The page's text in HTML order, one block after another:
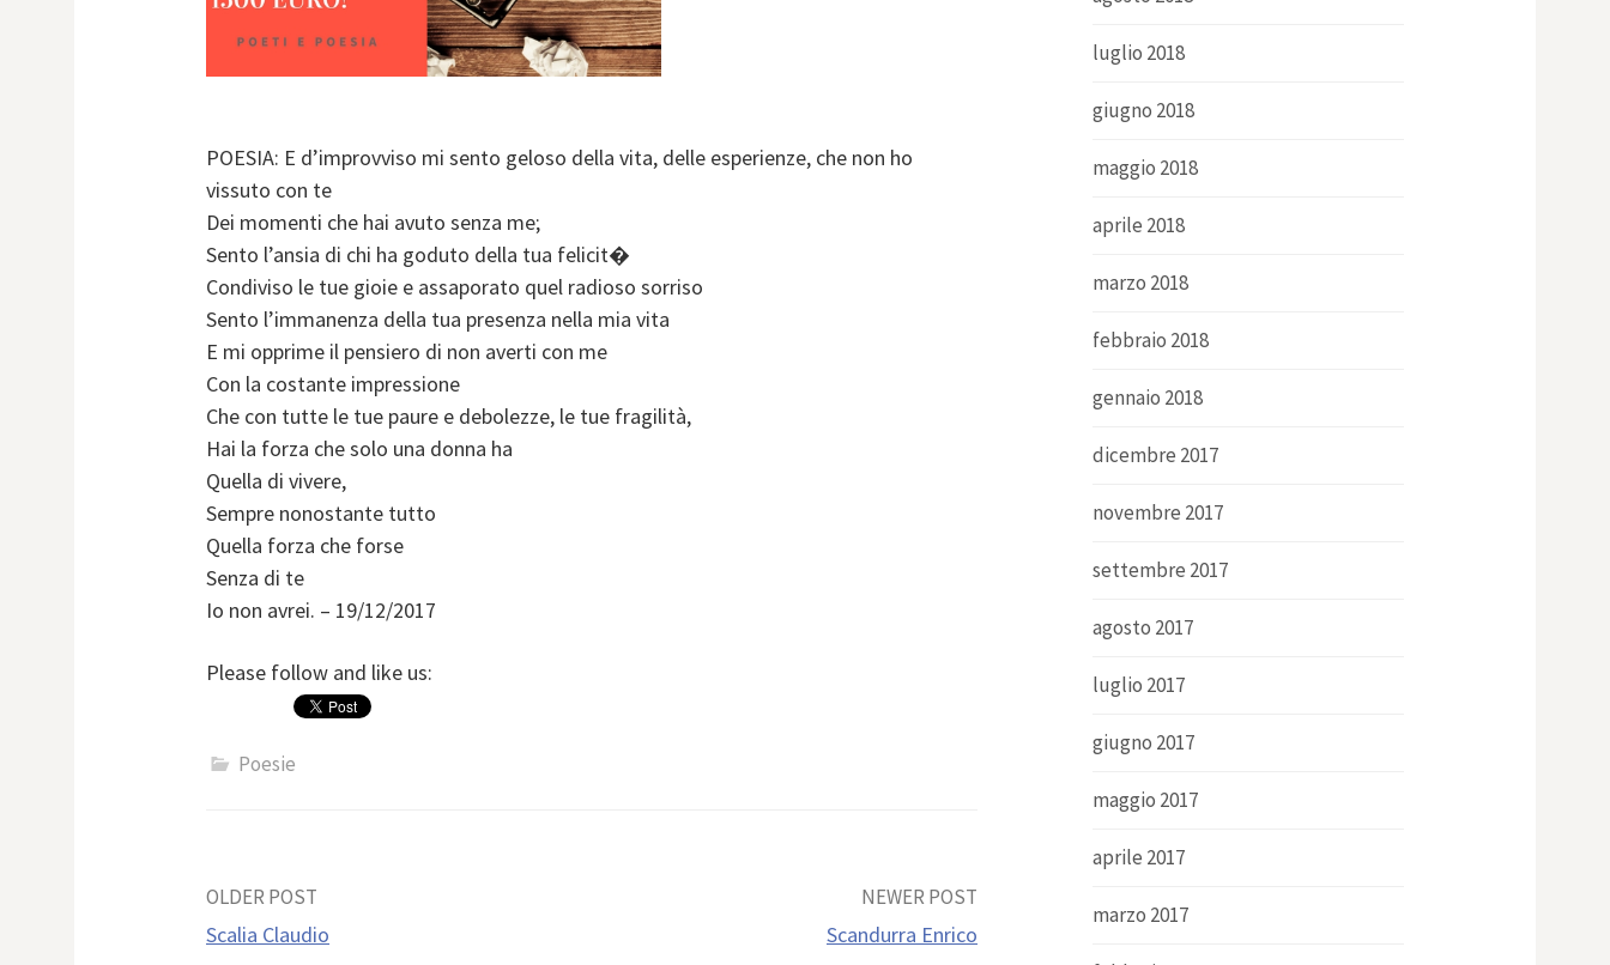
POESIA: E d’improvviso mi sento geloso della vita, delle esperienze, che non ho
vissuto con te
Dei momenti che hai avuto senza me;
Sento l’ansia di chi ha goduto della tua felicit�
Condiviso le tue gioie e assaporato quel radioso sorriso
Sento l’immanenza della tua presenza nella mia vita
E mi opprime il pensiero di non averti con me
Con la costante impressione
Che con tutte le tue paure e debolezze, le tue fragilità,
Hai la forza che solo una donna ha
Quella di vivere,
Sempre nonostante tutto
Quella forza che forse
Senza di te
Io non avrei. – 19/12/2017
Please follow and like us:
Poesie
Post
OLDER POST
Scalia Claudio
NEWER POST
Scandurra Enrico
luglio 2018
giugno 2018
maggio 2018
aprile 2018
marzo 2018
febbraio 2018
gennaio 2018
dicembre 2017
novembre 2017
settembre 2017
agosto 2017
luglio 2017
giugno 2017
maggio 2017
aprile 2017
marzo 2017